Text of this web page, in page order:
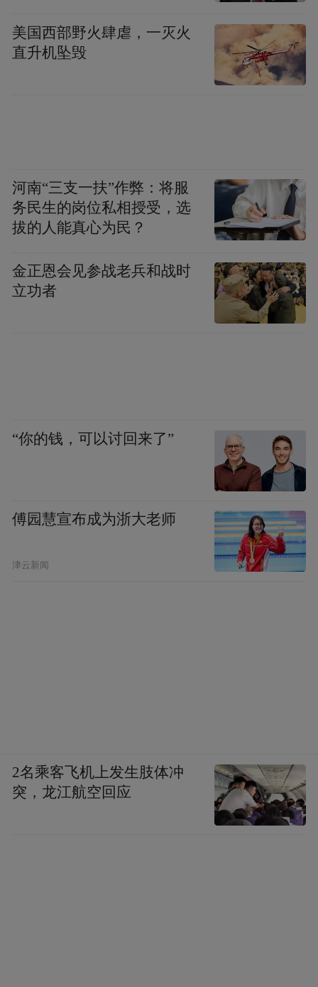
美国西部野火肆虐，一灭火
直升机坠毁
河南“三支一扶”作弊：将服
务民生的岗位私相授受，选
拔的人能真心为民？
金正恩会见参战老兵和战时
立功者
“你的钱，可以讨回来了”
傅园慧宣布成为浙大老师
津云新闻
2名乘客飞机上发生肢体冲
突，龙江航空回应